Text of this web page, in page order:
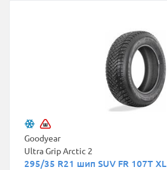
Goodyear
Ultra Grip Arctic 2
295/35 R21 шип SUV FR 107T XL